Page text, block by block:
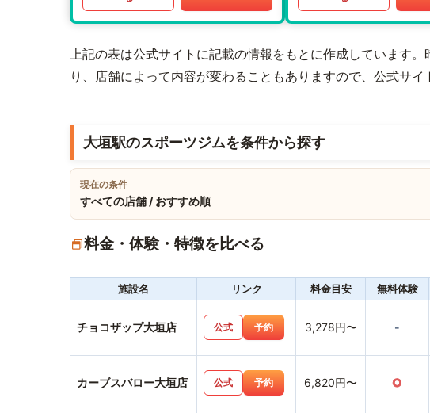
上記の表は公式サイトに記載の情報をもとに作成しています
り、店舗によって内容が変わることもありますので、公式サイ
大垣駅のスポーツジムを条件から探す
現在の条件
すべての店舗 / おすすめ順
料金・体験・特徴を比べる
施設名 リンク 料金目安 無料体験
チョコザップ大垣店 公式 予約 3,278円〜 -
カーブスバロー大垣店 公式 予約 6,820円〜 ○